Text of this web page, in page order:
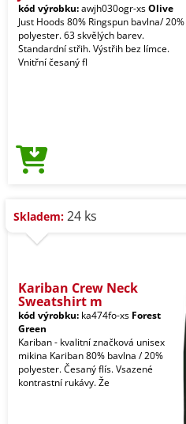
kód výrobku:awjh030ogr-xsOlive
Just Hoods 80% Ringspun bavlna/ 20%
polyester. 63 skvělých barev.
Standardní střih. Výstřih bez límce.
Vnitřní česaný fl
Skladem: 24 ks
Kariban Crew Neck
Sweatshirt m
kód výrobku: ka474fo-xs Forest
Green
Kariban - kvalitní značková unisex
mikina Kariban 80% bavlna / 20%
polyester. Česaný flís. Vsazené
kontrastní rukávy. Že